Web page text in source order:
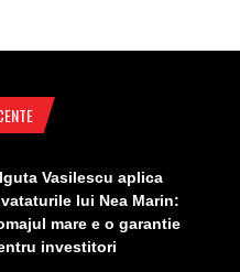
Vasilescu aplica
lui Nea Marin:
mare e o garantie
investitori